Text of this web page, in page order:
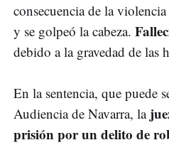
consecuencia de la
y se golpeó la cabeza.
debido a la gravedad de las
En la sentencia, que puede
Audiencia de Navarra, la
prisión por un delito de